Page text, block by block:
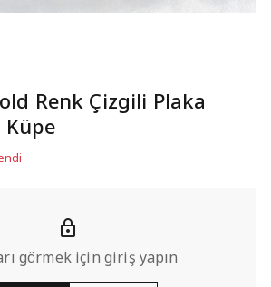
Renk Çizgili Plaka
Küpe
görmek için giriş yapın